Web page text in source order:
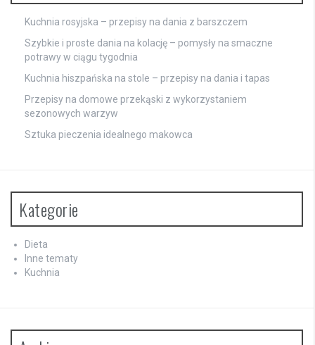
Kuchnia rosyjska – przepisy na dania z barszczem
Szybkie i proste dania na kolację – pomysły na smaczne
potrawy w ciągu tygodnia
Kuchnia hiszpańska na stole – przepisy na dania i tapas
Przepisy na domowe przekąski z wykorzystaniem
sezonowych warzyw
Sztuka pieczenia idealnego makowca
Kategorie
Dieta
Inne tematy
Kuchnia